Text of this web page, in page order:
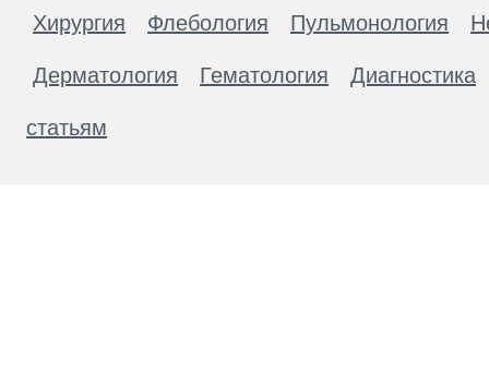
Хирургия Флебология Пульмонология
Дерматология Гематология Диагностика
статьям